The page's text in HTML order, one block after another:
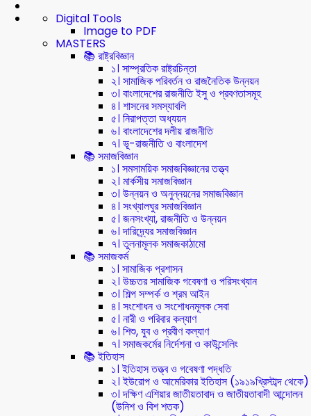
Digital Tools
Image to PDF
MASTERS
📚 রাষ্ট্রবিজ্ঞান
১। সাম্প্রতিক রাষ্ট্রচিন্তা
২। সামাজিক পরিবর্তন ও রাজনৈতিক উন্নয়ন
৩। বাংলাদেশের রাজনীতি ইসু ও প্রবণতাসমূহ
৪। শাসনের সমস্যাবলি
৫। নিরাপত্তা অধ্যয়ন
৬। বাংলাদেশের দলীয় রাজনীতি
৭। ভূ-রাজনীতি ও বাংলাদেশ
📚 সমাজবিজ্ঞান
১। সমসাময়িক সমাজবিজ্ঞানের তত্ত্ব
২। মার্কসীয় সমাজবিজ্ঞান
৩। উন্নয়ন ও অনুন্নয়নের সমাজবিজ্ঞান
৪। সংখ্যালঘুর সমাজবিজ্ঞান
৫। জনসংখ্যা, রাজনীতি ও উন্নয়ন
৬। দারিদ্র্যের সমাজবিজ্ঞান
৭। তুলনামূলক সমাজকাঠামো
📚 সমাজকর্ম
১। সামাজিক প্রশাসন
২। উচ্চতর সামাজিক গবেষণা ও পরিসংখ্যান
৩। শিল্প সম্পর্ক ও শ্রম আইন
৪। সংশোধন ও সংশোধনমূলক সেবা
৫। নারী ও পরিবার কল্যাণ
৬। শিশু, যুব ও প্রবীণ কল্যাণ
৭। সমাজকর্মের নির্দেশনা ও কাউন্সেলিং
📚 ইতিহাস
১। ইতিহাস তত্ত্ব ও গবেষণা পদ্ধতি
২। ইউরোপ ও আমেরিকার ইতিহাস (১৯১৯খ্রিস্টাব্দ থেকে)
৩। দক্ষিণ এশিয়ার জাতীয়তাবাদ ও জাতীয়তাবাদী আন্দোলন
(উনিশ ও বিশ শতক)